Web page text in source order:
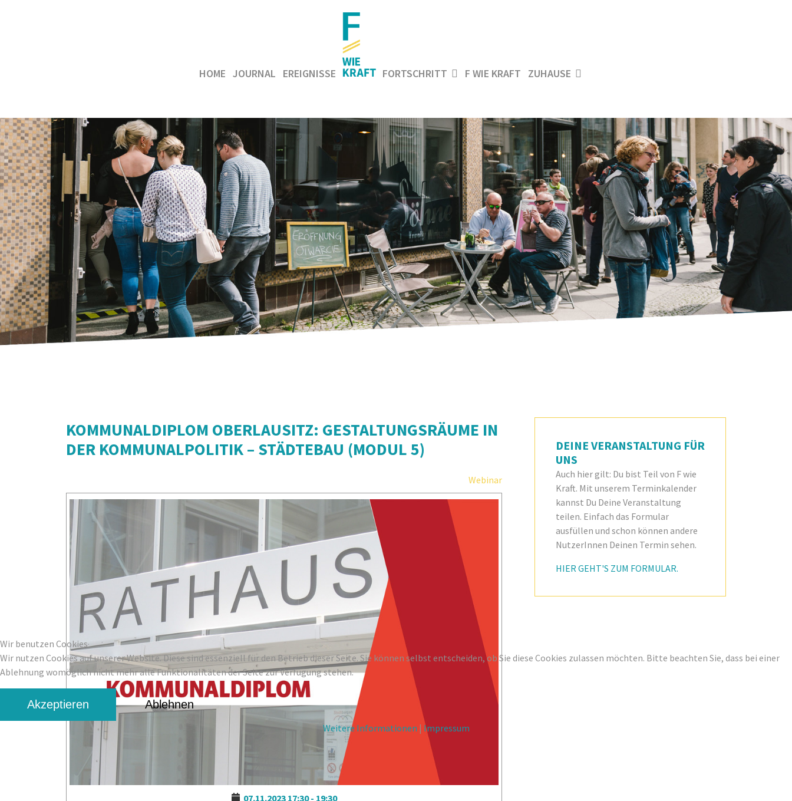
HOME JOURNAL EREIGNISSE FORTSCHRITT F WIE KRAFT ZUHAUSE
KOMMUNALDIPLOM OBERLAUSITZ: GESTALTUNGSRÄUME IN
DER KOMMUNALPOLITIK – STÄDTEBAU (MODUL 5)
Webinar
07.11.2023 17:30- 19:30
DEINE VERANSTALTUNG FÜR
UNS
Auch hier gilt: Du bist Teil von F wie
Kraft. Mit unserem Terminkalender
kannst Du Deine Veranstaltung
teilen. Einfach das Formular
ausfüllen und schon können andere
NutzerInnen Deinen Termin sehen.
HIER GEHT'S ZUM FORMULAR.
Wir benutzen Cookies
Wir nutzen Cookies auf unserer Website. Diese sind essenziell für den Betrieb dieser Seite. Sie können selbst entscheiden, ob Sie diese Cookies zulassen möchten. Bitte beachten Sie, dass bei einer
Ablehnung womöglich nicht mehr alle Funktionalitäten der Seite zur Verfügung stehen.
Akzeptieren Ablehnen
Weitere Informationen | Impressum